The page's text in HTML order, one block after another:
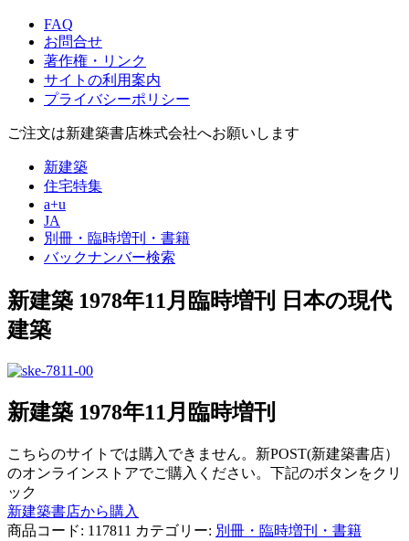
FAQ
お問合せ
著作権・リンク
サイトの利用案内
プライバシーポリシー
ご注文は新建築書店株式会社へお願いします
新建築
住宅特集
a+u
JA
別冊・臨時増刊・書籍
バックナンバー検索
新建築 1978年11月臨時増刊
日本の現代
建築
新建築 1978年11月臨時増刊
こちらのサイトでは購入できません。新POST(新建築書店）
のオンラインストアでご購入ください。下記のボタンをクリ
ック
新建築書店から購入
商品コード: 117811 カテゴリー: 別冊・臨時増刊・書籍